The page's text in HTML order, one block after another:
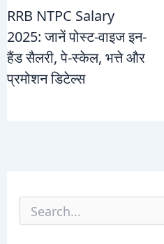
RRB NTPC Salary
2025: जानें पोस्ट-वाइज इन-
हैंड सैलरी, पे-स्केल, भत्ते और
प्रमोशन डिटेल्स
e